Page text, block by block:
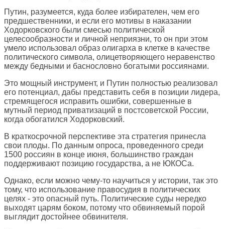
Путин, разумеется, куда более избирателен, чем его
предшественники, и если его мотивы в наказании
Ходорковского были смесью политической
целесообразности и личной неприязни, то он при этом
умело использовал образ олигарха в клетке в качестве
политического символа, олицетворяющего неравенство
между бедными и баснословно богатыми россиянами.
Это мощный инструмент, и Путин полностью реализовал
его потенциал, дабы представить себя в позиции лидера,
стремящегося исправить ошибки, совершенные в
мутный период приватизаций в постсоветской России,
когда обогатился Ходорковский.
В краткосрочной перспективе эта стратегия принесла
свои плоды. По данным опроса, проведенного среди
1500 россиян в конце июня, большинство граждан
поддерживают позицию государства, а не ЮКОСа.
Однако, если можно чему-то научиться у истории, так это
тому, что использование правосудия в политических
целях - это опасный путь. Политические суды нередко
выходят царям боком, потому что обвиняемый порой
выглядит достойнее обвинителя.